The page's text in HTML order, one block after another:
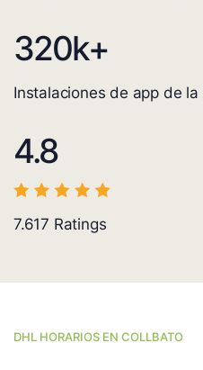
320k+
Instalaciones de app de la
4.8
7.617 Ratings
DHL HORARIOS EN COLLBATO